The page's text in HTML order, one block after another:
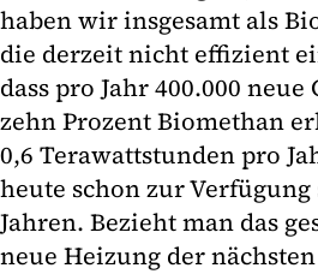
haben wir insgesamt als
die derzeit nicht effizient
dass pro Jahr 400.000
zehn Prozent Biomethan
0,6 Terawattstunden pro
heute schon zur
Jahren. Bezieht man das
neue Heizung der